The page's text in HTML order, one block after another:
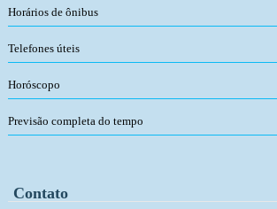
Horários de ônibus
Telefones úteis
Horóscopo
Previsão completa do tempo
Contato